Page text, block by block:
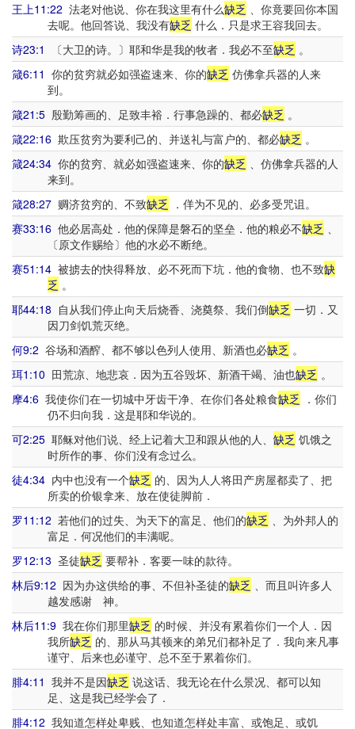
王上11:22 法老对他说、你在我这里有什么缺乏 、你竟要回你本国
去呢。他回答说、我没有缺乏 什么．只是求王容我回去。
诗23:1
〔大卫的诗。〕耶和华是我的牧者．我必不至缺乏 。
箴6:11 你的贫穷就必如强盗速来、你的缺乏 仿佛拿兵器的人来
到。
箴21:5 殷勤筹画的、足致丰裕．行事急躁的、都必缺乏 。
箴22:16 欺压贫穷为要利己的、并送礼与富户的、都必缺乏 。
箴24:34 你的贫穷、就必如强盗速来、你的缺乏 、仿佛拿兵器的人
来到。
箴28:27 赒济贫穷的、不致缺乏 ．佯为不见的、必多受咒诅。
赛33:16 他必居高处．他的保障是磐石的坚垒．他的粮必不缺乏 、
〔原文作赐给〕他的水必不断绝。
赛51:14 被掳去的快得释放、必不死而下坑．他的食物、也不致缺
乏 。
耶44:18 自从我们停止向天后烧香、浇奠祭、我们倒缺乏 一切．又
因刀剑饥荒灭绝。
何9:2 谷场和酒醡、都不够以色列人使用、新酒也必缺乏 。
珥1:10 田荒凉、地悲哀．因为五谷毁坏、新酒干竭、油也缺乏 。
摩4:6 我使你们在一切城中牙齿干净、在你们各处粮食缺乏 ．你们
仍不归向我．这是耶和华说的。
可2:25 耶稣对他们说、经上记着大卫和跟从他的人、 缺乏 饥饿之
时所作的事、你们没有念过么。
徒4:34 内中也没有一个缺乏 的、因为人人将田产房屋都卖了、把
所卖的价银拿来、放在使徒脚前．
罗11:12 若他们的过失、为天下的富足、他们的缺乏 、为外邦人的
富足．何况他们的丰满呢。
罗12:13 圣徒缺乏 要帮补．客要一味的款待。
林后9:12 因为办这供给的事、不但补圣徒的缺乏 、而且叫许多人
越发感谢 神。
林后11:9 我在你们那里缺乏 的时候、并没有累着你们一个人．因
我所缺乏 的、那从马其顿来的弟兄们都补足了．我向来凡事
谨守、后来也必谨守、总不至于累着你们。
腓4:11 我并不是因缺乏 说这话、我无论在什么景况、都可以知
足、这是我已经学会了．
腓4:12 我知道怎样处卑贱、也知道怎样处丰富、或饱足、或饥